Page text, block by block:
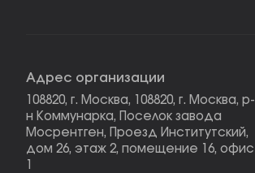
Адрес организации
108820, г. Москва, 108820, г. Москва, р-
н Коммунарка, Поселок завода
Мосрентген, Проезд Институтский,
дом 26, этаж 2, помещение 16, офис